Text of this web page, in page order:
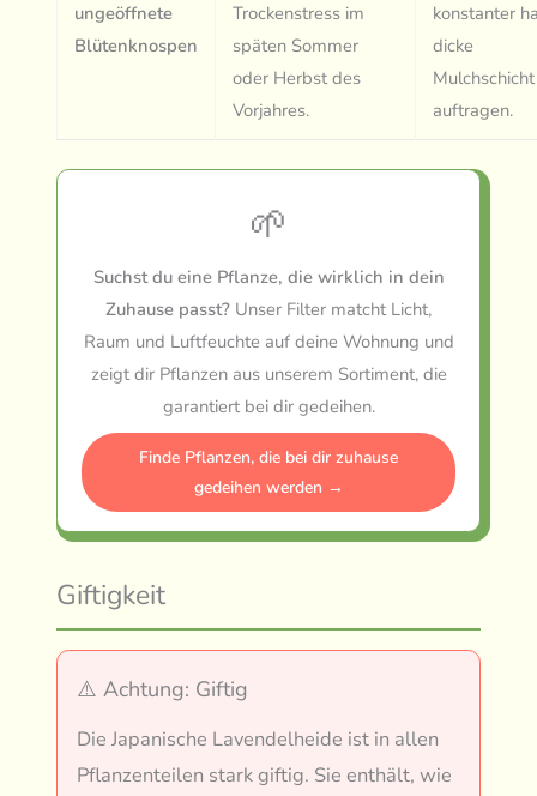
ungeöffnete
Blütenknospen
Trockenstress im
späten Sommer
oder Herbst des
Vorjahres.
konstanter
dicke
Mulchschicht
auftragen.
🌱
Suchst du eine Pflanze, die wirklich in dein
Zuhause passt? Unser Filter matcht Licht,
Raum und Luftfeuchte auf deine Wohnung und
zeigt dir Pflanzen aus unserem Sortiment, die
garantiert bei dir gedeihen.
Finde Pflanzen, die bei dir zuhause
gedeihen werden →
Giftigkeit
⚠️ Achtung: Giftig
Die Japanische Lavendelheide ist in allen
Pflanzenteilen stark giftig. Sie enthält, wie